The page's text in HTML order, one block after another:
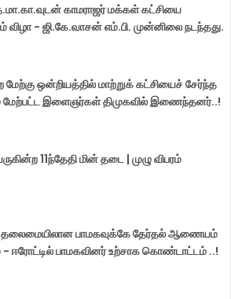
காமராஜர் மக்கள் கட்சியை
- ஜி.கே.வாசன் எம்.பி. முன்னிலை நடந்தது.
மேற்கு ஒன்றியத்தில் மாற்றுக் கட்சியைச் சேர்ந்த
மேற்பட்ட இளைஞர்கள் திமுகவில் இணைந்தனர்..!
11ந்தேதி மின் தடை | முழு விபரம்
பாமகவுக்கே தேர்தல் ஆணையம்
ஈரோட்டில் பாமகவினர் உற்சாக கொண்டாட்டம் ..!